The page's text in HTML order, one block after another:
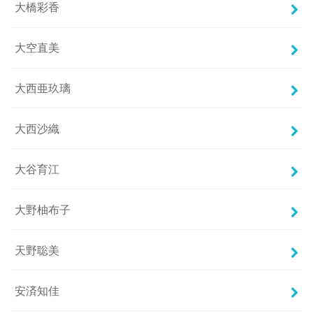
大橋彩香
大空直美
大西亜玖璃
大西沙織
大谷育江
大野柚布子
天野聡美
安済知佳